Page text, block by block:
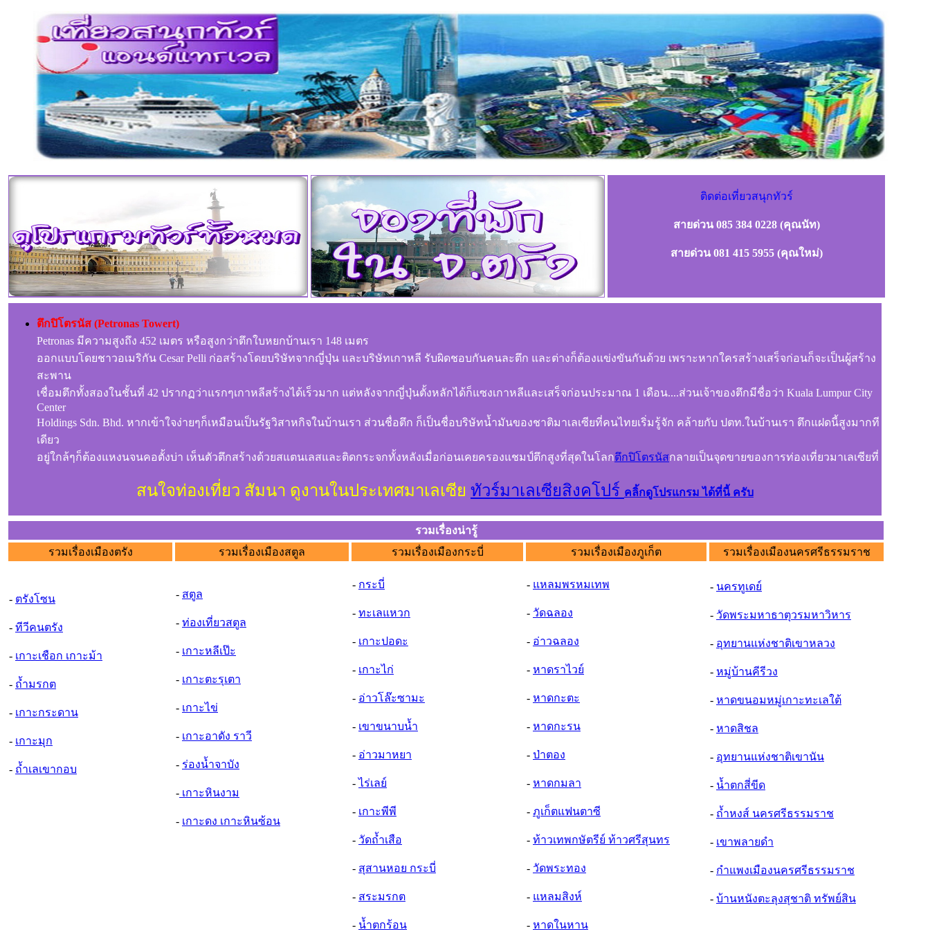
ติดต่อเที่ยวสนุกทัวร์
สายด่วน 085 384 0228 (คุณนัท)
สายด่วน 081 415 5955 (คุณใหม่)
ตึกปิโตรนัส (Petronas Towert)
Petronas มีความสูงถึง 452 เมตร หรือสูงกว่าตึกใบหยกบ้านเรา 148 เมตร
ออกแบบโดยชาวอเมริกัน Cesar Pelli ก่อสร้างโดยบริษัทจากญี่ปุ่น และบริษัทเกาหลี รับผิดชอบกันคนละตึก และต่างก็ต้องแข่งขันกันด้วย เพราะหากใครสร้างเสร็จก่อนก็จะเป็นผู้สร้าง
สะพาน
เชื่อมตึกทั้งสองในชั้นที่ 42 ปรากฏว่าแรกๆเกาหลีสร้างได้เร็วมาก แต่หลังจากญี่ปุ่นตั้งหลักได้ก็แซงเกาหลีและเสร็จก่อนประมาณ 1 เดือน....ส่วนเจ้าของตึกมีชื่อว่า Kuala Lumpur City
Center
Holdings Sdn. Bhd. หากเข้าใจง่ายๆก็เหมือนเป็นรัฐวิสาหกิจในบ้านเรา ส่วนชื่อตึก ก็เป็นชื่อบริษัทน้ำมันของชาติมาเลเซียที่คนไทยเริ่มรู้จัก คล้ายกับ ปตท.ในบ้านเรา ตึกแฝดนี้สูงมากที
เดียว
อยู่ใกล้ๆก็ต้องแหงนจนคอตั้งบ่า เห็นตัวตึกสร้างด้วยสแตนเลสและติดกระจกทั้งหลังเมื่อก่อนเคยครองแชมป์ตึกสูงที่สุดในโลกตึกปิโตรนัสกลายเป็นจุดขายของการท่องเที่ยวมาเลเซียที่
สนใจท่องเที่ยว สัมนา ดูงานในประเทศมาเลเซีย ทัวร์มาเลเซียสิงคโปร์ คลิ้กดูโปรแกรม ได้ที่นี้ ครับ
รวมเรื่องน่ารู้
รวมเรื่องเมืองตรัง
รวมเรื่องเมืองสตูล รวมเรื่องเมืองกระบี่ รวมเรื่องเมืองภูเก็ต รวมเรื่องเมืองนครศรีธรรมราช
- ตรังโซน
- ทีวีคนตรัง
- เกาะเชือก เกาะม้า
- ถ้ำมรกต
- เกาะกระดาน
- เกาะมุก
- ถ้ำเลเขากอบ
- สตูล
- ท่องเที่ยวสตูล
- เกาะหลีเป๊ะ
- เกาะตะรุเตา
- เกาะไข่
- เกาะอาดัง ราวี
- ร่องน้ำจาบัง
- เกาะหินงาม
- เกาะดง เกาะหินซ้อน
- กระบี่
- ทะเลแหวก
- เกาะปอดะ
- เกาะไก่
- อ่าวโล๊ะซามะ
- เขาขนาบน้ำ
- อ่าวมาหยา
-ไร่เลย์
- เกาะพีพี
- วัดถ้ำเสือ
- สุสานหอย กระบี่
- สระมรกต
- น้ำตกร้อน
- แหลมพรหมเทพ
- วัดฉลอง
- อ่าวฉลอง
- หาดราไวย์
- หาดกะตะ
- หาดกะรน
- ป่าตอง
- หาดกมลา
- ภูเก็ตแฟนตาซี
- ท้าวเทพกษัตรีย์ ท้าวศรีสุนทร
- วัดพระทอง
- แหลมสิงห์
- หาดในหาน
- นครทูเดย์
- วัดพระมหาธาตุวรมหาวิหาร
- อุทยานแห่งชาติเขาหลวง
- หมู่บ้านคีรีวง
- หาดขนอมหมู่เกาะทะเลใต้
- หาดสิชล
- อุทยานแห่งชาติเขานัน
- น้ำตกสี่ขีด
- ถ้ำหงส์ นครศรีธรรมราช
- เขาพลายดำ
- กำแพงเมืองนครศรีธรรมราช
- บ้านหนังตะลุงสุชาติ ทรัพย์สิน